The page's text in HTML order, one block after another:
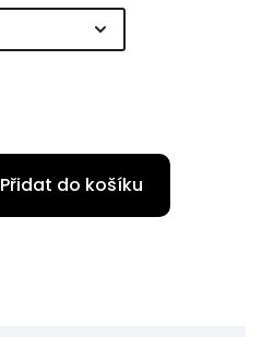
Přidat do košíku